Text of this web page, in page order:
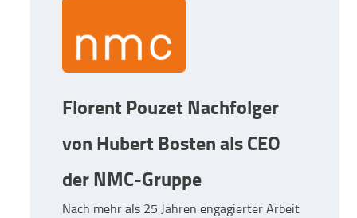
Florent Pouzet Nachfolger
von Hubert Bosten als CEO
der NMC-Gruppe
Nach mehr als 25 Jahren engagierter Arbeit